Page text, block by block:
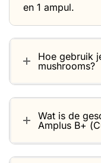
en 1 ampul.
Hoe gebruik
mushrooms?
Wat is de
Amplus B+